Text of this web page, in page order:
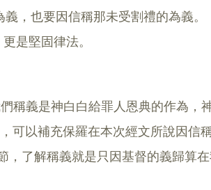
，也要因信稱那未受割禮的為義。
是堅固律法。
稱義是神白白給罪人恩典的作為，
可以補充保羅在本次經文所說因信稱
，了解稱義就是只因基督的義歸算